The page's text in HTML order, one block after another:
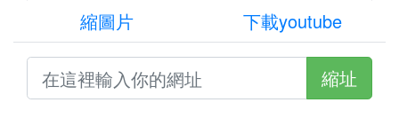
縮圖片
下載youtube
縮址